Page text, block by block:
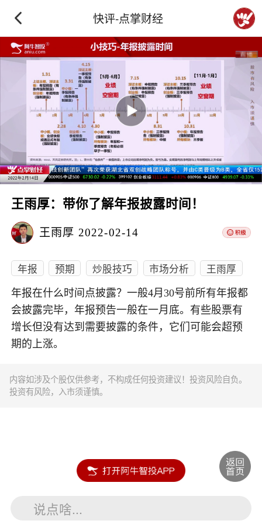
快评-点掌财经
王雨厚：带你了解年报披露时间！
王雨厚 2022-02-14
年报 预期 炒股技巧 市场分析 王雨厚
年报在什么时间点披露？一般4月30号前所有年报都
会披露完毕，年报预告一般在一月底。有些股票有
增长但没有达到需要披露的条件，它们可能会超预
期的上涨。
内容如涉及个股仅供参考，不构成任何投资建议！投资风险自负。
投资有风险，入市须谨慎。
说点啥...